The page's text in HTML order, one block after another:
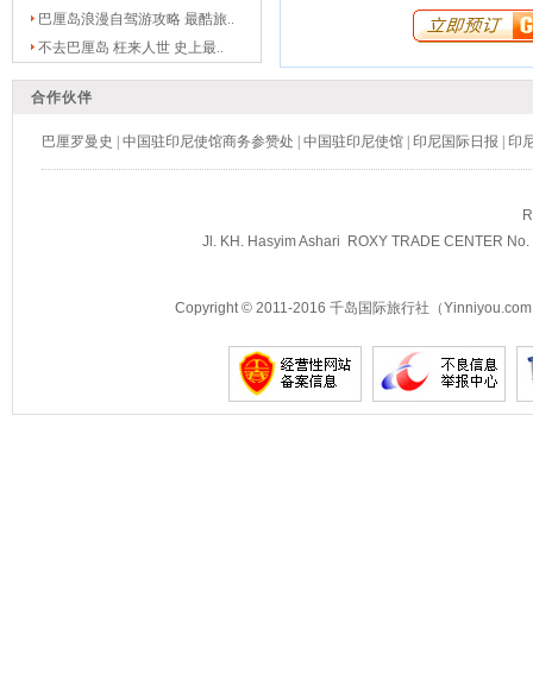
巴厘岛浪漫自驾游攻略 最酷旅..
不去巴厘岛 枉来人世 史上最..
合作伙伴
巴厘罗曼史 中国驻印尼使馆商务参赞处 中国驻印尼使馆 印尼国际日报 印
Jl. KH. Hasyim Ashari ROXY TRADE CENTER
Copyright © 2011-2016 千岛国际旅行社（